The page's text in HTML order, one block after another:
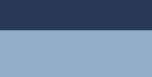
content